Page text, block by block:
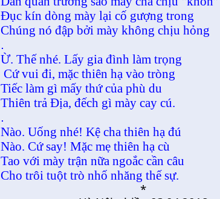
Đục kín dòng mày lại cố gượng trong
Chúng nó đập bởi mày không chịu hỏng
.
Ừ. Thế nhé. Lấy gia đình làm trọng
Cứ vui đi, mặc thiên hạ vào tròng
Tiếc làm gì mấy thứ của phù du
Thiên trả Địa, đếch gì mày cay cú.
.
Nào. Uống nhé! Kệ cha thiên hạ đú
Nào. Cứ say! Mặc mẹ thiên hạ cù
Tao với mày trận nữa ngoắc cần câu
Cho trôi tuột trò nhố nhăng thế sự.
*